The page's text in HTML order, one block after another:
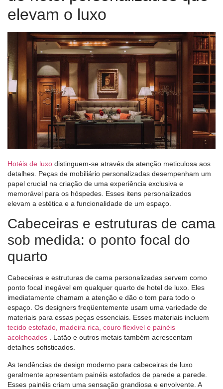
elevam o luxo
Hotéis de luxo distinguem-se através da atenção meticulosa aos
detalhes. Peças de mobiliário personalizadas desempenham um
papel crucial na criação de uma experiência exclusiva e
memorável para os hóspedes. Esses itens personalizados
elevam a estética e a funcionalidade de um espaço.
Cabeceiras e estruturas de cama
sob medida: o ponto focal do
quarto
Cabeceiras e estruturas de cama personalizadas servem como
ponto focal inegável em qualquer quarto de hotel de luxo. Eles
imediatamente chamam a atenção e dão o tom para todo o
espaço. Os designers freqüentemente usam uma variedade de
materiais para essas peças essenciais. Esses materiais incluem
tecido estofado, madeira rica, couro flexível e painéis
acolchoados
. Latão e outros metais também acrescentam
detalhes sofisticados.
As tendências de design moderno para cabeceiras de luxo
geralmente apresentam painéis estofados de parede a parede.
Esses painéis criam uma sensação grandiosa e envolvente. A